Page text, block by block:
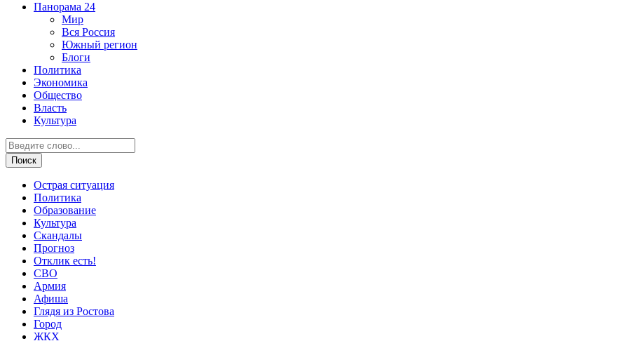
Панорама 24
Мир
Вся Россия
Южный регион
Блоги
Политика
Экономика
Общество
Власть
Культура
Острая ситуация
Политика
Образование
Культура
Скандалы
Прогноз
Отклик есть!
СВО
Армия
Афиша
Глядя из Ростова
Город
ЖКХ